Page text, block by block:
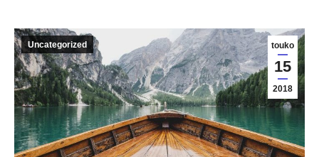
touko
15
2018
Uncategorized